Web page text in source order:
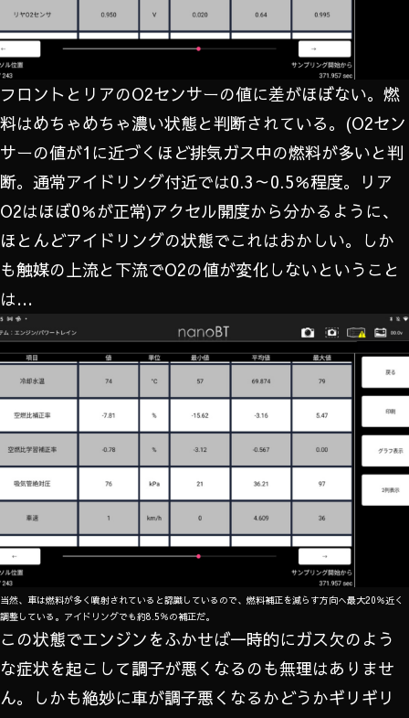
フロントとリアのO2センサーの値に差がほぼない。燃
料はめちゃめちゃ濃い状態と判断されている。(O2セン
サーの値が1に近づくほど排気ガス中の燃料が多いと判
断。通常アイドリング付近では0.3～0.5％程度。リア
O2はほぼ0％が正常)アクセル開度から分かるように、
ほとんどアイドリングの状態でこれはおかしい。しか
も触媒の上流と下流でO2の値が変化しないということ
は…
当然、車は燃料が多く噴射されていると認識しているので、燃料補正を減らす方向へ最大20％近く
調整している。アイドリングでも約8.5％の補正だ。
この状態でエンジンをふかせば一時的にガス欠のよう
な症状を起こして調子が悪くなるのも無理はありませ
ん。しかも絶妙に車が調子悪くなるかどうかギリギリ